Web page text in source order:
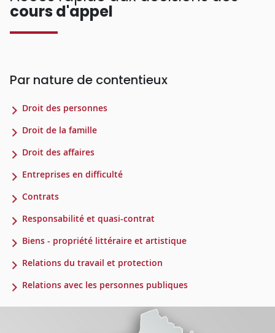
cours d'appel
Par nature de contentieux
Droit des personnes
Droit de la famille
Droit des affaires
Entreprises en difficulté
Contrats
Responsabilité et quasi-contrat
Biens - propriété littéraire et artistique
Relations du travail et protection
Relations avec les personnes publiques